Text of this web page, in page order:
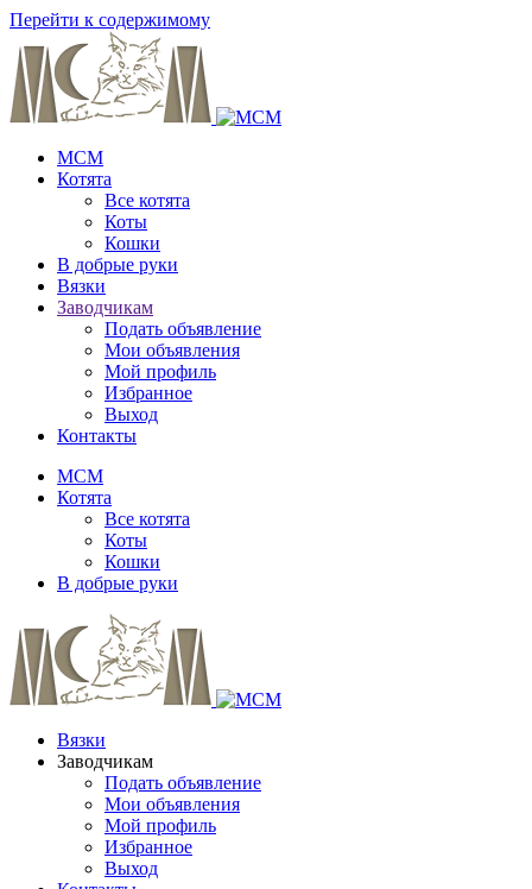
Перейти к содержимому
MCM
Котята
Все котята
Коты
Кошки
В добрые руки
Вязки
Заводчикам
Подать объявление
Мои объявления
Мой профиль
Избранное
Выход
Контакты
MCM
Котята
Все котята
Коты
Кошки
В добрые руки
Вязки
Заводчикам
Подать объявление
Мои объявления
Мой профиль
Избранное
Выход